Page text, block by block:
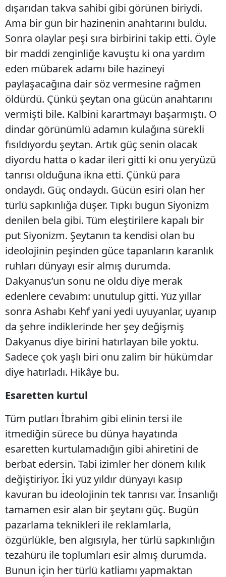
dışarıdan takva sahibi gibi görünen biriydi.
Ama bir gün bir hazinenin anahtarını buldu.
Sonra olaylar peşi sıra birbirini takip etti. Öyle
bir maddi zenginliğe kavuştu ki ona yardım
eden mübarek adamı bile hazineyi
paylaşacağına dair söz vermesine rağmen
öldürdü. Çünkü şeytan ona gücün anahtarını
vermişti bile. Kalbini karartmayı başarmıştı. O
dindar görünümlü adamın kulağına sürekli
fısıldıyordu şeytan. Artık güç senin olacak
diyordu hatta o kadar ileri gitti ki onu yeryüzü
tanrısı olduğuna ikna etti. Çünkü para
ondaydı. Güç ondaydı. Gücün esiri olan her
türlü sapkınlığa düşer. Tıpkı bugün Siyonizm
denilen bela gibi. Tüm eleştirilere kapalı bir
put Siyonizm. Şeytanın ta kendisi olan bu
ideolojinin peşinden güce tapanların karanlık
ruhları dünyayı esir almış durumda.
Dakyanus’un sonu ne oldu diye merak
edenlere cevabım: unutulup gitti. Yüz yıllar
sonra Ashabı Kehf yani yedi uyuyanlar, uyanıp
da şehre indiklerinde her şey değişmiş
Dakyanus diye birini hatırlayan bile yoktu.
Sadece çok yaşlı biri onu zalim bir hükümdar
diye hatırladı. Hikâye bu.
Esaretten kurtul
Tüm putları İbrahim gibi elinin tersi ile
itmediğin sürece bu dünya hayatında
esaretten kurtulamadığın gibi ahiretini de
berbat edersin. Tabi izimler her dönem kılık
değiştiriyor. İki yüz yıldır dünyayı kasıp
kavuran bu ideolojinin tek tanrısı var. İnsanlığı
tamamen esir alan bir şeytanı güç. Bugün
pazarlama teknikleri ile reklamlarla,
özgürlükle, ben algısıyla, her türlü sapkınlığın
tezahürü ile toplumları esir almış durumda.
Bunun için her türlü katliamı yapmaktan